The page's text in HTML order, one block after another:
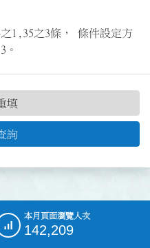
1,35之3條， 條件設定方
詢
填
本月頁面瀏覽人次
142,209